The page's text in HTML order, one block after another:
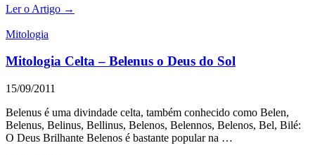
Ler o Artigo →
Mitologia
Mitologia Celta – Belenus o Deus do Sol
15/09/2011
Belenus é uma divindade celta, também conhecido como Belen,
Belenus, Belinus, Bellinus, Belenos, Belennos, Belenos, Bel, Bilé:
O Deus Brilhante Belenos é bastante popular na …